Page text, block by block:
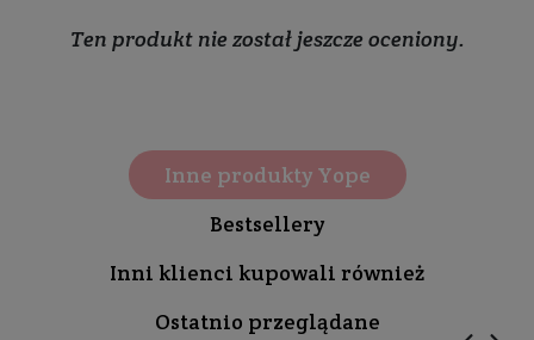
Ten produkt nie został jeszcze oceniony.
Inne produkty Yope
Bestsellery
Inni klienci kupowali również
Ostatnio przeglądane